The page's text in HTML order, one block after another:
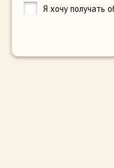
Я хочу получать